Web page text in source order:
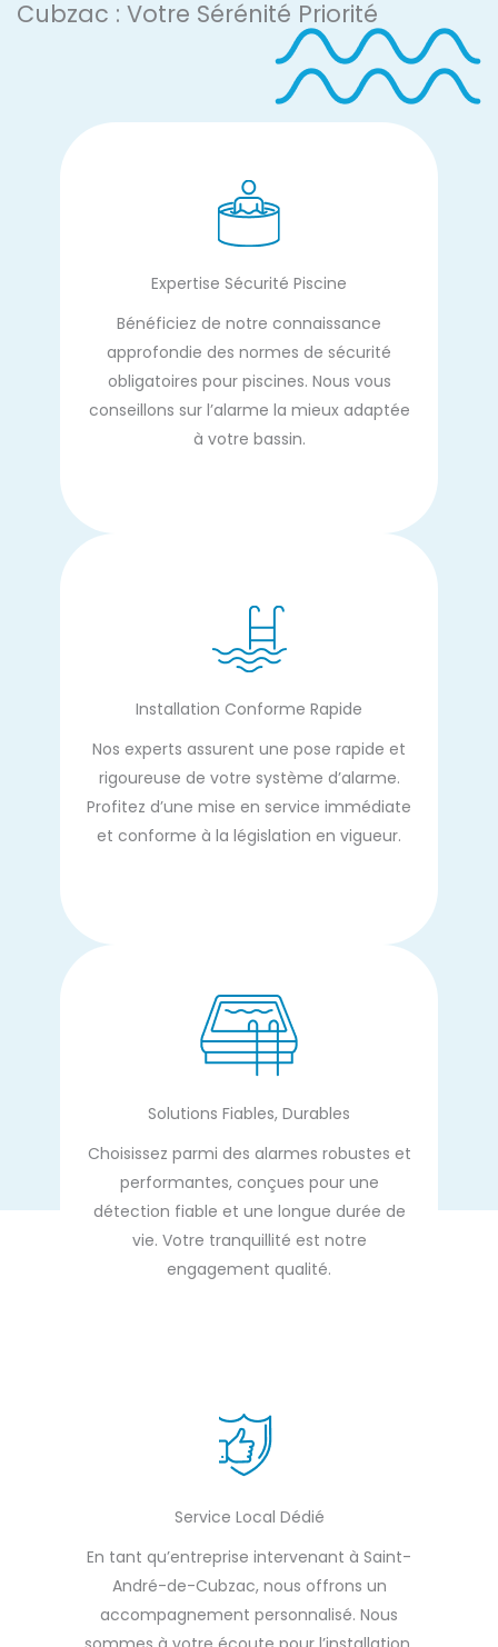
Cubzac : Votre Sérénité Priorité
Expertise Sécurité Piscine
Bénéficiez de notre connaissance
approfondie des normes de sécurité
obligatoires pour piscines. Nous vous
conseillons sur l’alarme la mieux adaptée
à votre bassin.
Installation Conforme Rapide
Nos experts assurent une pose rapide et
rigoureuse de votre système d’alarme.
Profitez d’une mise en service immédiate
et conforme à la législation en vigueur.
Solutions Fiables, Durables
Choisissez parmi des alarmes robustes et
performantes, conçues pour une
détection fiable et une longue durée de
vie. Votre tranquillité est notre
engagement qualité.
Service Local Dédié
En tant qu’entreprise intervenant à Saint-
André-de-Cubzac, nous offrons un
accompagnement personnalisé. Nous